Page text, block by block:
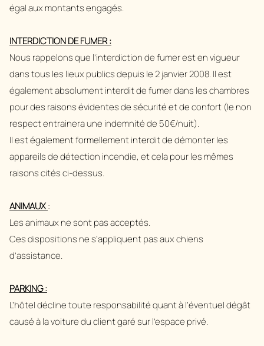
égal aux montants engagés.
INTERDICTION DE FUMER :
Nous rappelons que l’interdiction de fumer est en vigueur
dans tous les lieux publics depuis le 2 janvier 2008. Il est
également absolument interdit de fumer dans les chambres
pour des raisons évidentes de sécurité et de confort (le non
respect entrainera une indemnité de 50€/nuit).
Il est également formellement interdit de démonter les
appareils de détection incendie, et cela pour les mêmes
raisons cités ci-dessus.
ANIMAUX:
Les animaux ne sont pas acceptés.
Ces dispositions ne s’appliquent pas aux chiens
d’assistance.
PARKING :
L’hôtel décline toute responsabilité quant à l’éventuel dégât
causé à la voiture du client garé sur l’espace privé.